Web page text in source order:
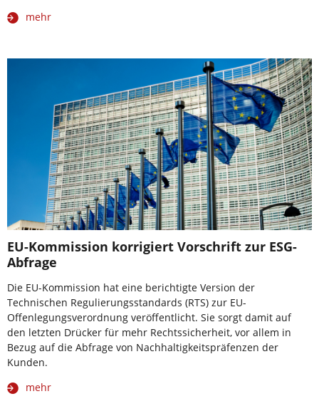
mehr
EU-Kommission korrigiert Vorschrift zur ESG-
Abfrage
Die EU-Kommission hat eine berichtigte Version der
Technischen Regulierungsstandards (RTS) zur EU-
Offenlegungsverordnung veröffentlicht. Sie sorgt damit auf
den letzten Drücker für mehr Rechtssicherheit, vor allem in
Bezug auf die Abfrage von Nachhaltigkeitspräfenzen der
Kunden.
mehr